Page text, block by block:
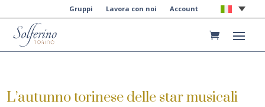
Gruppi Lavora con noi Account
L’autunno torinese delle star musicali